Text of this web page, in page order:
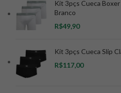
Kit 3pçs Cueca
Branco
R$
Kit 3pçs Cueca Slip
R$